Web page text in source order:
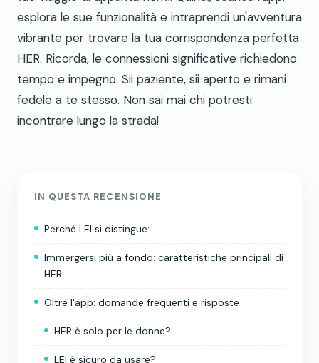
esplora le sue funzionalità e intraprendi un'avventura
vibrante per trovare la tua corrispondenza perfetta
HER. Ricorda, le connessioni significative richiedono
tempo e impegno. Sii paziente, sii aperto e rimani
fedele a te stesso. Non sai mai chi potresti
incontrare lungo la strada!
IN QUESTA RECENSIONE
Perché LEI si distingue:
Immergersi più a fondo: caratteristiche principali di
HER:
Oltre l'app: domande frequenti e risposte
HER è solo per le donne?
LEI è sicuro da usare?